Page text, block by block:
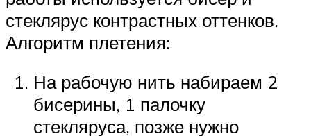
стеклярус контрастных оттенков.
Алгоритм плетения:
На рабочую нить набираем 2
бисерины, 1 палочку
стекляруса, позже нужно